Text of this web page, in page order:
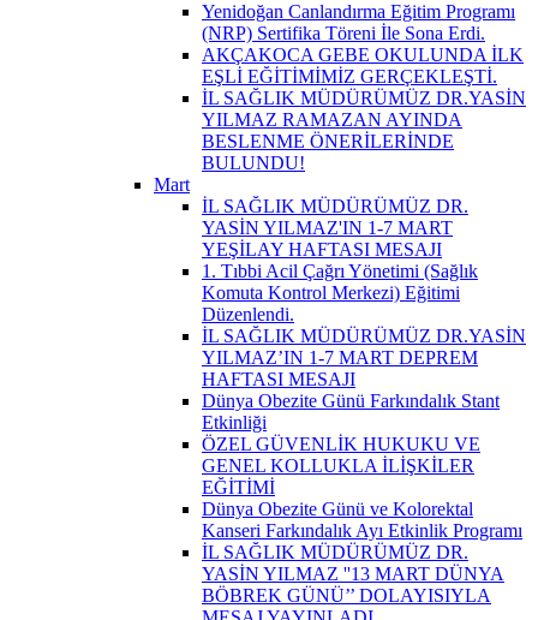
Yenidoğan Canlandırma Eğitim Programı
(NRP) Sertifika Töreni İle Sona Erdi.
AKÇAKOCA GEBE OKULUNDA İLK
EŞLİ EĞİTİMİMİZ GERÇEKLEŞTİ.
İL SAĞLIK MÜDÜRÜMÜZ DR.YASİN
YILMAZ RAMAZAN AYINDA
BESLENME ÖNERİLERİNDE
BULUNDU!
Mart
İL SAĞLIK MÜDÜRÜMÜZ DR.
YASİN YILMAZ'IN 1-7 MART
YEŞİLAY HAFTASI MESAJI
1. Tıbbi Acil Çağrı Yönetimi (Sağlık
Komuta Kontrol Merkezi) Eğitimi
Düzenlendi.
İL SAĞLIK MÜDÜRÜMÜZ DR.YASİN
YILMAZ’IN 1-7 MART DEPREM
HAFTASI MESAJI
Dünya Obezite Günü Farkındalık Stant
Etkinliği
ÖZEL GÜVENLİK HUKUKU VE
GENEL KOLLUKLA İLİŞKİLER
EĞİTİMİ
Dünya Obezite Günü ve Kolorektal
Kanseri Farkındalık Ayı Etkinlik Programı
İL SAĞLIK MÜDÜRÜMÜZ DR.
YASİN YILMAZ ''13 MART DÜNYA
BÖBREK GÜNÜ’’ DOLAYISIYLA